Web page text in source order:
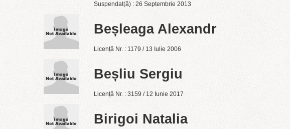
Suspendat(ă) : 26 Septembrie 2013
Beșleaga Alexandr
Licență Nr. : 1179 / 13 Iulie 2006
Beșliu Sergiu
Licență Nr. : 3159 / 12 Iunie 2017
Birigoi Natalia